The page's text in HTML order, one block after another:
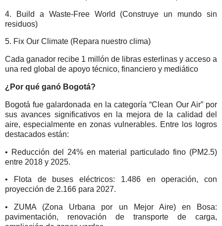
4. Build a Waste-Free World (Construye un mundo sin
residuos)
5. Fix Our Climate (Repara nuestro clima)
Cada ganador recibe 1 millón de libras esterlinas y acceso a
una red global de apoyo técnico, financiero y mediático
¿Por qué ganó Bogotá?
Bogotá fue galardonada en la categoría “Clean Our Air” por
sus avances significativos en la mejora de la calidad del
aire, especialmente en zonas vulnerables. Entre los logros
destacados están:
• Reducción del 24% en material particulado fino (PM2.5)
entre 2018 y 2025.
• Flota de buses eléctricos: 1.486 en operación, con
proyección de 2.166 para 2027.
• ZUMA (Zona Urbana por un Mejor Aire) en Bosa:
pavimentación, renovación de transporte de carga,